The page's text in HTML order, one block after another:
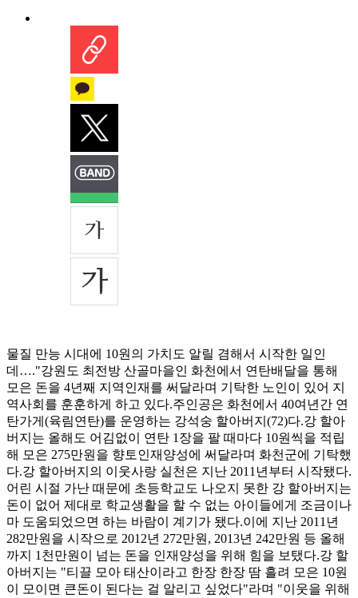
물질 만능 시대에 10원의 가치도 알릴 겸해서 시작한 일인
데…."강원도 최전방 산골마을인 화천에서 연탄배달을 통해
모은 돈을 4년째 지역인재를 써달라며 기탁한 노인이 있어 지
역사회를 훈훈하게 하고 있다.주인공은 화천에서 40여년간 연
탄가게(육림연탄)를 운영하는 강석숭 할아버지(72)다.강 할아
버지는 올해도 어김없이 연탄 1장을 팔 때마다 10원씩을 적립
해 모은 275만원을 향토인재양성에 써달라며 화천군에 기탁했
다.강 할아버지의 이웃사랑 실천은 지난 2011년부터 시작됐다.
어린 시절 가난 때문에 초등학교도 나오지 못한 강 할아버지는
돈이 없어 제대로 학교생활을 할 수 없는 아이들에게 조금이나
마 도움되었으면 하는 바람이 계기가 됐다.이에 지난 2011년
282만원을 시작으로 2012년 272만원, 2013년 242만원 등 올해
까지 1천만원이 넘는 돈을 인재양성을 위해 힘을 보탰다.강 할
아버지는 "티끌 모아 태산이라고 한장 한장 땀 흘려 모은 10원
이 모이면 큰돈이 된다는 걸 알리고 싶었다"라며 "이웃을 위해